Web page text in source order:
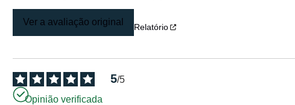
Ver a avaliação original Relatório
5/5
Opinião verificada